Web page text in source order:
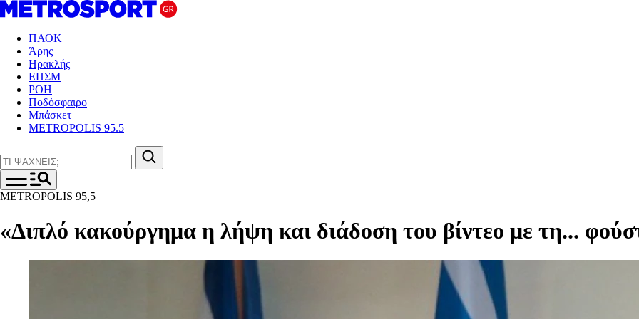
ΠΑΟΚ
Άρης
Ηρακλής
ΕΠΣΜ
ΡΟΗ
Ποδόσφαιρο
Μπάσκετ
METROPOLIS 95.5
METROPOLIS 95,5
«Διπλό κακούργημα η λήψη και διάδοση του βίντεο με τη...